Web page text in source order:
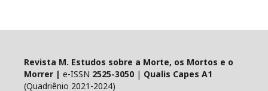
Revista M. Estudos sobre a Morte, os Mortos e o
Morrer | e-ISSN 2525-3050 | Qualis Capes A1
(Quadriênio 2021-2024)